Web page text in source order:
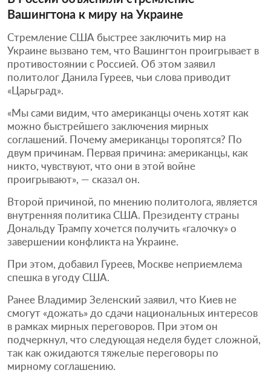
Вашингтона к миру на Украине
Стремление США быстрее заключить мир на
Украине вызвано тем, что Вашингтон проигрывает в
противостоянии с Россией. Об этом заявил
политолог Данила Гуреев, чьи слова приводит
«Царьград».
«Мы сами видим, что американцы очень хотят как
можно быстрейшего заключения мирных
соглашений. Почему американцы торопятся? По
двум причинам. Первая причина: американцы, как
никто, чувствуют, что они в этой войне
проигрывают», — сказал он.
Второй причиной, по мнению политолога, является
внутренняя политика США. Президенту страны
Дональду Трампу хочется получить «галочку» о
завершении конфликта на Украине.
При этом, добавил Гуреев, Москве неприемлема
спешка в угоду США.
Ранее Владимир Зеленский заявил, что Киев не
смогут «дожать» до сдачи национальных интересов
в рамках мирных переговоров. При этом он
подчеркнул, что следующая неделя будет сложной,
так как ожидаются тяжелые переговоры по
мирному соглашению.